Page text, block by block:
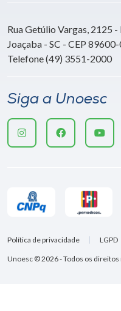
Rua Getúlio Vargas, 2125
Joaçaba - SC - CEP
Telefone (49) 3551-2000
Siga a Unoesc
Unoesc © 2026 - Todos os
Política de privacidade LGPD